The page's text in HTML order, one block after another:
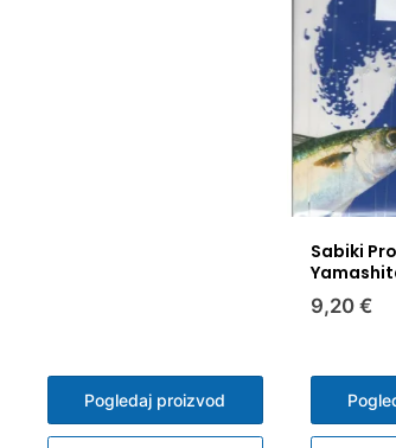
Pogledaj proizvod
Sabiki
9,20 €